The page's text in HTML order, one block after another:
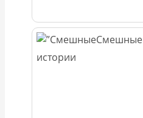
Смешные
истории